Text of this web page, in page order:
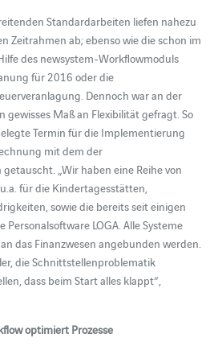
Standardarbeiten liefen nahezu
Zeitrahmen ab; ebenso wie die schon im
des newsystem-Workflowmoduls
für 2016 oder die
Dennoch war an der
gewisses Maß an Flexibilität gefragt. So
Termin für die Implementierung
mit dem der
„Wir haben eine Reihe von
für die Kindertagesstätten,
sowie die bereits seit einigen
LOGA. Alle Systeme
das Finanzwesen angebunden werden.
die Schnittstellenproblematik
dass beim Start alles klappt“,
optimiert Prozesse